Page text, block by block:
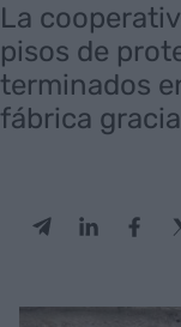
La
pisos de
terminados
fábrica